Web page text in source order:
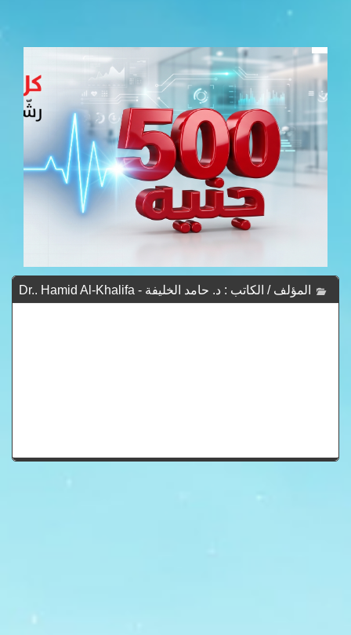
المؤلف / الكاتب : د. حامد الخليفة - Dr.. Hamid Al-Khalifa